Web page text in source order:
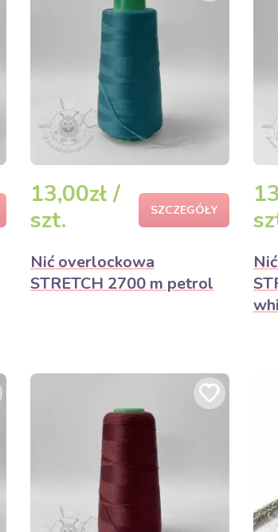
13,00zł /
szt.
SZCZEGÓŁY
Nić overlockowa
STRETCH 2700 m petrol